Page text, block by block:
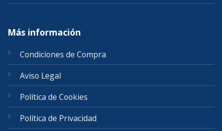
Más información
Condiciones de Compra
Aviso Legal
Política de Cookies
Política de Privacidad